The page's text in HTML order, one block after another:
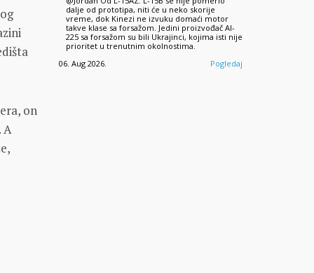
on
dalje od prototipa, niti će u neko skorije
vreme, dok Kinezi ne izvuku domaći motor
takve klase sa forsažom. Jedini proizvođač AI-
225 sa forsažom su bili Ukrajinci, kojima isti nije
prioritet u trenutnim okolnostima.
06. Aug 2026.
Pogledaj